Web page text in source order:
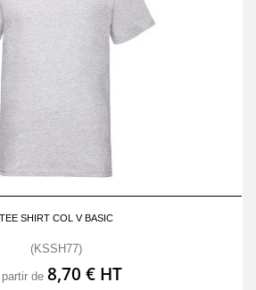
TEE SHIRT COL V BASIC
(KSSH77)
de 8,70 € HT